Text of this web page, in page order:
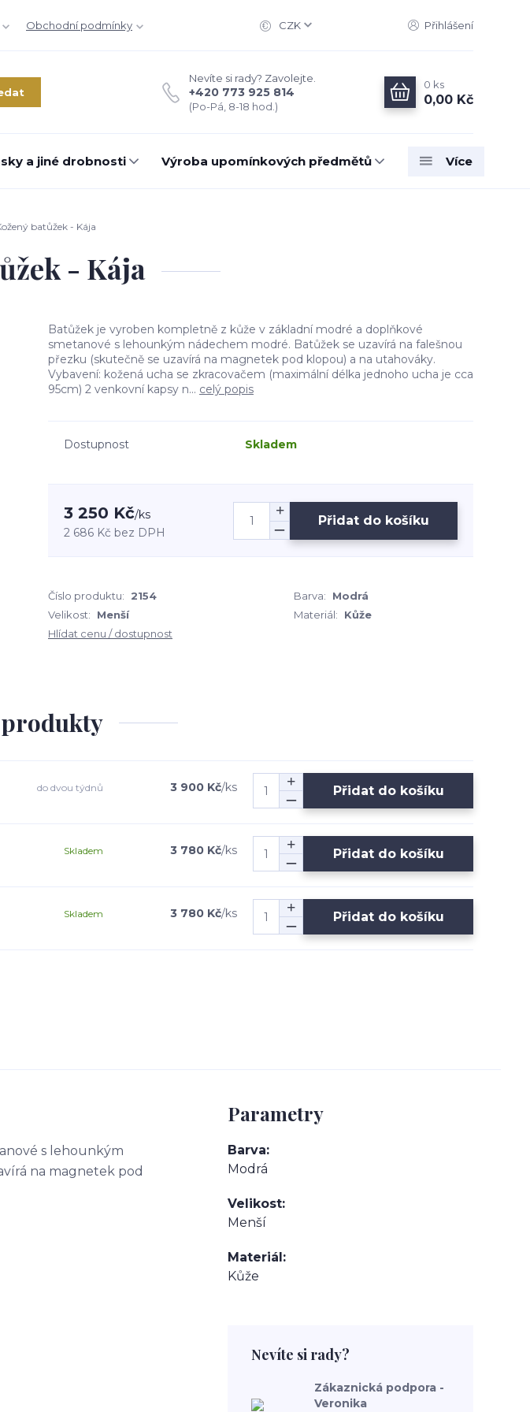
Obchodní podmínky CZK Přihlášení
Nevíte si rady? Zavolejte.
+420 773 925 814
(Po-Pá, 8-18 hod.)
0 ks
0,00 Kč
a jiné drobnosti Výroba upomínkových předmětů Více
batůžek - Kája
- Kája
Batůžek je vyroben kompletně z kůže v základní modré a doplňkové
smetanové s lehounkým nádechem modré. Batůžek se uzavírá na falešnou
přezku (skutečně se uzavírá na magnetek pod klopou) a na utahováky.
Vybavení: kožená ucha se zkracovačem (maximální délka jednoho ucha je cca
95cm) 2 venkovní kapsy n... celý popis
Dostupnost Skladem
3 250 Kč/ks
2 686 Kč bez DPH
Přidat do košíku
Číslo produktu: 2154 Barva:
Modrá
Velikost:
Menší Materiál:
Kůže
Hlídat cenu / dostupnost
3 900 Kč/ks
do dvou týdnů Přidat do košíku
3 780 Kč/ks
Skladem Přidat do košíku
3 780 Kč/ks
Skladem Přidat do košíku
s lehounkým
na magnetek pod
Parametry
Barva
Modrá
Velikost
Menší
Materiál
Kůže
Nevíte si rady?
Zákaznická podpora -
Veronika